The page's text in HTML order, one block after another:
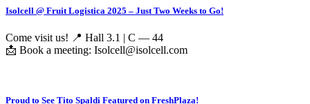
Isolcell @ Fruit Logistica 2025 – Just Two Weeks to Go!
Come visit us! 📍 Hall 3.1 | C — 44
📩 Book a meeting: Isolcell@isolcell.com
Proud to See Tito Spaldi Featured on FreshPlaza!